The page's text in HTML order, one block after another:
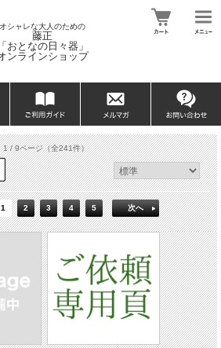
オシャレな大人のための
藤正
「おとなの日々器」
ンラインショップ
1 / 9ページ（全241件）
1 2 3 4 5 次へ